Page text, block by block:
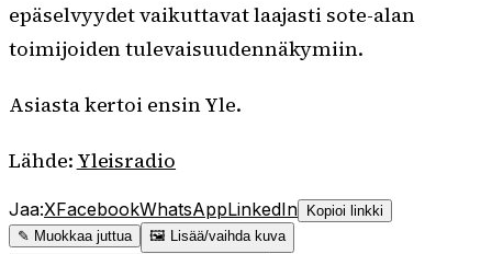
epäselvyydet vaikuttavat laajasti sote-alan
toimijoiden tulevaisuudennäkymiin.
Asiasta kertoi ensin Yle.
Lähde: Yleisradio
Jaa:XFacebookWhatsAppLinkedIn
Kopioi linkki
✎ Muokkaa juttua
🖼 Lisää/vaihda kuva